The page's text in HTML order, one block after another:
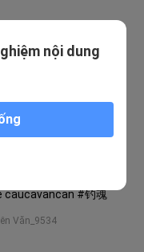
khi biết anh là Tỷ
#BuildaGame#钓魂
caucavancan #钓魂
Văn_9534
nội dung